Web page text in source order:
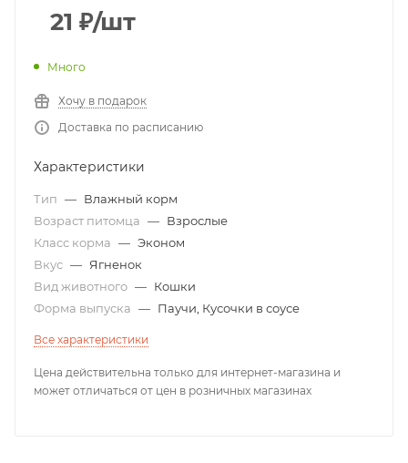
21 ₽/шт
Много
Хочу в подарок
Доставка по расписанию
Характеристики
Тип — Влажный корм
Возраст питомца — Взрослые
Класс корма — Эконом
Вкус — Ягненок
Вид животного — Кошки
Форма выпуска — Паучи, Кусочки в соусе
Все характеристики
Цена действительна только для интернет-магазина и
может отличаться от цен в розничных магазинах